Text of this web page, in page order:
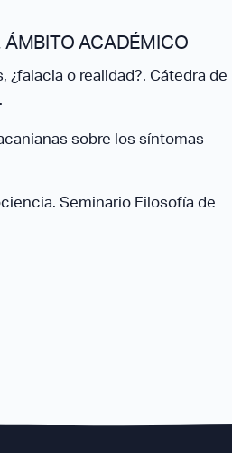
ACADÉMICO
o realidad?. Cátedra de
sobre los síntomas
Seminario Filosofía de